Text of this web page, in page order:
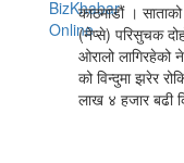
काठमाडौं ।
(नेप्से) परिसुचक
ओरालो
को विन्दुमा झरेर
लाख ४ हजार बढी